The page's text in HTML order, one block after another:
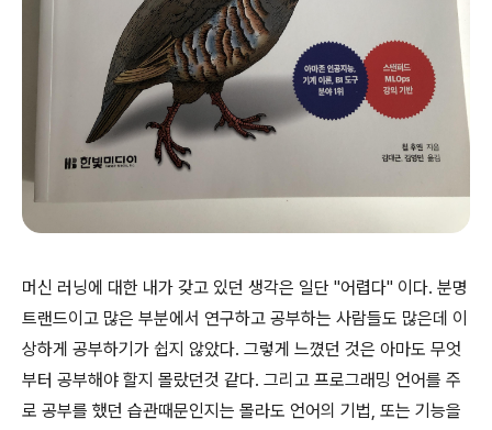
머신 러닝에 대한 내가 갖고 있던 생각은 일단 "어렵다" 이다. 분명
트랜드이고 많은 부분에서 연구하고 공부하는 사람들도 많은데 이
상하게 공부하기가 쉽지 않았다. 그렇게 느꼈던 것은 아마도 무엇
부터 공부해야 할지 몰랐던것 같다. 그리고 프로그래밍 언어를 주
로 공부를 했던 습관때문인지는 몰라도 언어의 기법, 또는 기능을